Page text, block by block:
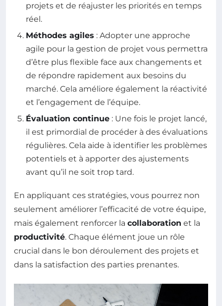
projets et de réajuster les priorités en temps
réel.
Méthodes agiles : Adopter une approche
agile pour la gestion de projet vous permettra
d’être plus flexible face aux changements et
de répondre rapidement aux besoins du
marché. Cela améliore également la réactivité
et l’engagement de l’équipe.
Évaluation continue : Une fois le projet lancé,
il est primordial de procéder à des évaluations
régulières. Cela aide à identifier les problèmes
potentiels et à apporter des ajustements
avant qu’il ne soit trop tard.
En appliquant ces stratégies, vous pourrez non
seulement améliorer l’efficacité de votre équipe,
mais également renforcer la collaboration et la
productivité. Chaque élément joue un rôle
crucial dans le bon déroulement des projets et
dans la satisfaction des parties prenantes.